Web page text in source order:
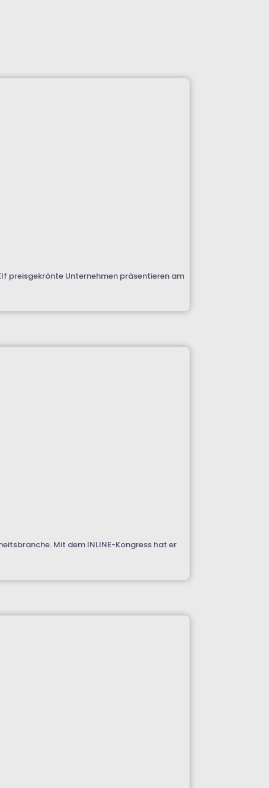
preisgekrönte Unternehmen präsentieren am
Mit dem INLINE-Kongress hat er